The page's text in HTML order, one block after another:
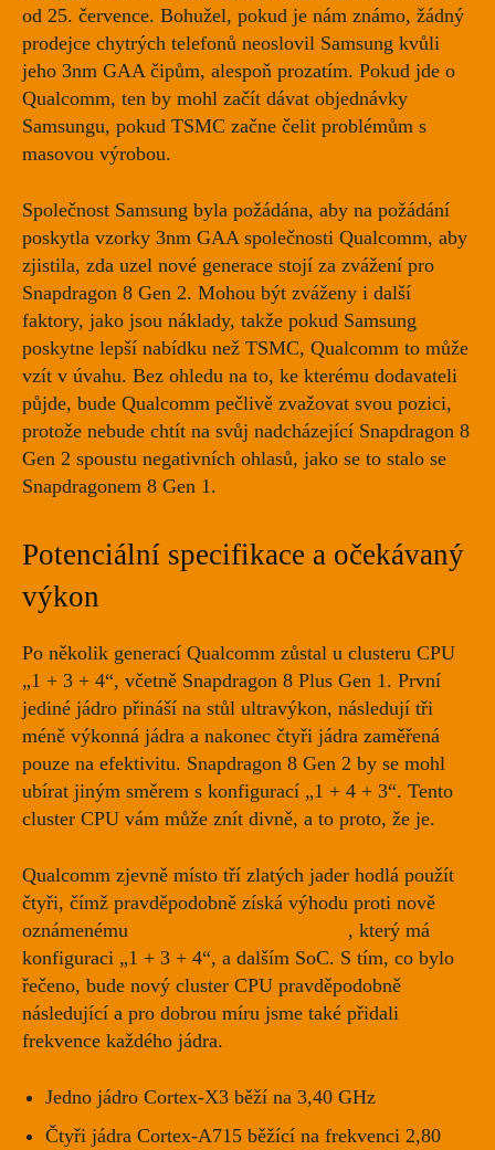
od 25. července. Bohužel, pokud je nám známo, žádný
prodejce chytrých telefonů neoslovil Samsung kvůli
jeho 3nm GAA čipům, alespoň prozatím. Pokud jde o
Qualcomm, ten by mohl začít dávat objednávky
Samsungu, pokud TSMC začne čelit problémům s
masovou výrobou.
Společnost Samsung byla požádána, aby na požádání
poskytla vzorky 3nm GAA společnosti Qualcomm, aby
zjistila, zda uzel nové generace stojí za zvážení pro
Snapdragon 8 Gen 2. Mohou být zváženy i další
faktory, jako jsou náklady, takže pokud Samsung
poskytne lepší nabídku než TSMC, Qualcomm to může
vzít v úvahu. Bez ohledu na to, ke kterému dodavateli
půjde, bude Qualcomm pečlivě zvažovat svou pozici,
protože nebude chtít na svůj nadcházející Snapdragon 8
Gen 2 spoustu negativních ohlasů, jako se to stalo se
Snapdragonem 8 Gen 1.
Potenciální specifikace a očekávaný
výkon
Po několik generací Qualcomm zůstal u clusteru CPU
„1 + 3 + 4“, včetně Snapdragon 8 Plus Gen 1. První
jediné jádro přináší na stůl ultravýkon, následují tři
méně výkonná jádra a nakonec čtyři jádra zaměřená
pouze na efektivitu. Snapdragon 8 Gen 2 by se mohl
ubírat jiným směrem s konfigurací „1 + 4 + 3“. Tento
cluster CPU vám může znít divně, a to proto, že je.
Qualcomm zjevně místo tří zlatých jader hodlá použít
čtyři, čímž pravděpodobně získá výhodu proti nově
oznámenému
, který má
konfiguraci „1 + 3 + 4“, a dalším SoC. S tím, co bylo
řečeno, bude nový cluster CPU pravděpodobně
následující a pro dobrou míru jsme také přidali
frekvence každého jádra.
Jedno jádro Cortex-X3 běží na 3,40 GHz
Čtyři jádra Cortex-A715 běžící na frekvenci 2,80